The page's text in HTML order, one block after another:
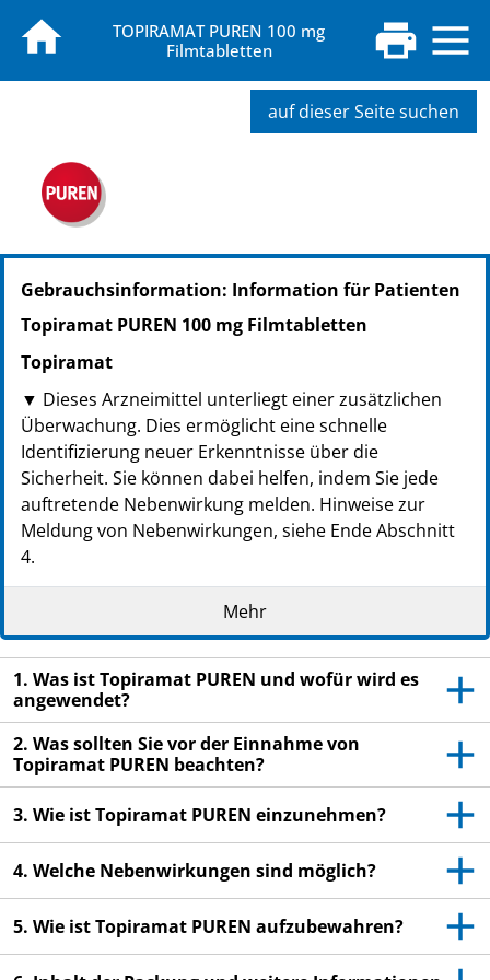
TOPIRAMAT PUREN 100 mg
Filmtabletten
auf dieser Seite suchen
PZN: 13821299
PPN: 111382129926
NTIN: 04150138212991
PPN: 111382130720
NTIN: 04150138213073
PZN: 13821313
PPN: 111382131383
NTIN: 04150138213134
Gebrauchsinformation: Information für Patienten
Topiramat PUREN 100 mg Filmtabletten
Topiramat
▼ Dieses Arzneimittel unterliegt einer zusätzlichen
Überwachung. Dies ermöglicht eine schnelle
Identifizierung neuer Erkenntnisse über die
Sicherheit. Sie können dabei helfen, indem Sie jede
auftretende Nebenwirkung melden. Hinweise zur
Meldung von Nebenwirkungen, siehe Ende Abschnitt
4.
Lesen Sie die gesamte Packungsbeilage sorgfältig
durch, bevor Sie mit der Einnahme dieses
Arzneimittels beginnen, denn sie enthält wichtige
Informationen.
Heben Sie die Packungsbeilage auf. Vielleicht
möchten Sie diese später nochmals lesen.
Wenn Sie weitere Fragen haben, wenden Sie sich
an Ihren Arzt oder Apotheker.
Dieses Arzneimittel wurde Ihnen persönlich
verschrieben. Geben Sie es nicht an Dritte weiter.
Es kann anderen Menschen schaden, auch wenn
diese die gleichen Beschwerden haben wie Sie.
Wenn Sie Nebenwirkungen bemerken, wenden Sie
sich an Ihren Arzt oder Apotheker. Dies gilt auch
Mehr
1. Was ist Topiramat PUREN und wofür wird es
angewendet?
2. Was sollten Sie vor der Einnahme von
Topiramat PUREN beachten?
3. Wie ist Topiramat PUREN einzunehmen?
4. Welche Nebenwirkungen sind möglich?
5. Wie ist Topiramat PUREN aufzubewahren?